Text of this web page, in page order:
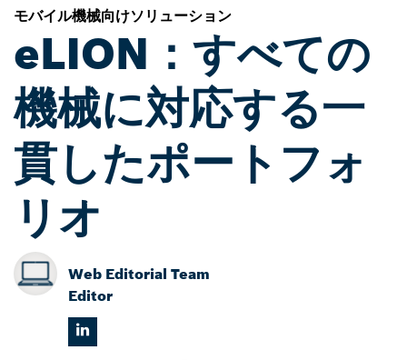
モバイル機械向けソリューション
eLION：すべての
機械に対応する一
貫したポートフォ
リオ
Web Editorial Team
Editor